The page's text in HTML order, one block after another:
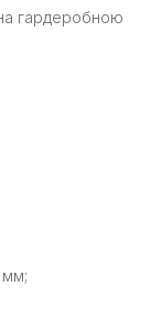
гардеробною
мм;